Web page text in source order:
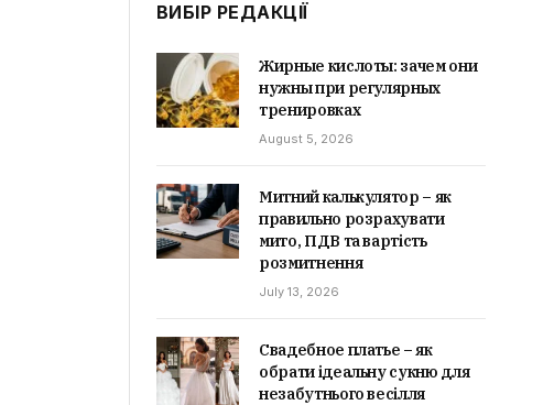
ВИБІР РЕДАКЦІЇ
Жирные кислоты: зачем они
нужны при регулярных
тренировках
August 5, 2026
Митний калькулятор – як
правильно розрахувати
мито, ПДВ та вартість
розмитнення
July 13, 2026
Свадебное платье – як
обрати ідеальну сукню для
незабутнього весілля